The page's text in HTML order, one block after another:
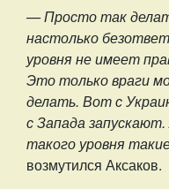
— Просто так
настолько
уровня не имеет
Это только враги
делать. Вот с
с Запада
такого уровня
возмутился Аксаков.